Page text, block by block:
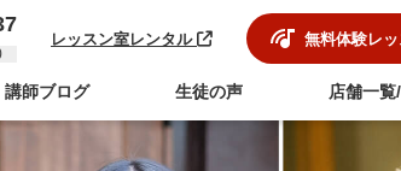
レッスン室レンタル 無料体験レ
講師ブログ 生徒の声 店舗一